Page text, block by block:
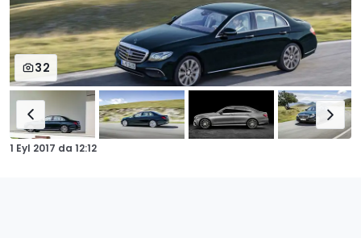
32
1 Eyl 2017 da 12:12